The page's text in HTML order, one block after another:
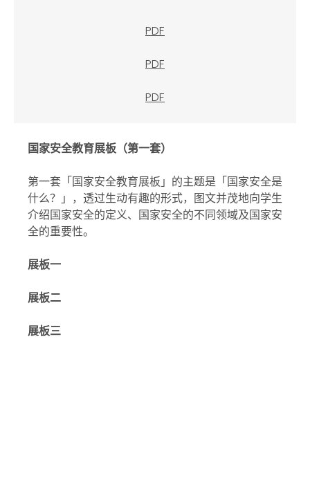
PDF
PDF
PDF
国家安全教育展板（第一套）
第一套「国家安全教育展板」的主题是「国家安全是
什么？」，透过生动有趣的形式，图文并茂地向学生
介绍国家安全的定义、国家安全的不同领域及国家安
全的重要性。
展板一
展板二
展板三